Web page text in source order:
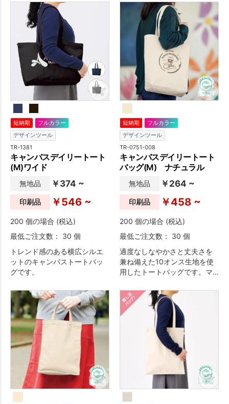
してのお使いいただけます。
生地もしっかりした厚みのあ
る生地で、コットンのやさし
い質感が魅力的です。
短納期
フルカラー
デザインツール
TR-1381
キャンバスデイリートート
(M)ワイド
無地品 ￥374 ~
印刷品 ￥546 ~
200 個の場合 (税込)
最低ご注文数： 30 個
トレンド感のある横広シルエ
ットのキャンバストートバッ
グです。
短納期
フルカラー
デザインツール
TR-0751-008
キャンバスデイリートート
バッグ(M) ナチュラル
無地品 ￥264 ~
印刷品 ￥458 ~
200 個の場合 (税込)
最低ご注文数： 30 個
適度なしなやかさと丈夫さを
兼ね備えた10オンス生地を使
用したトートバッグです。マ
ラクに入り肩掛けができるの
で、展示会で資料を入れての
お渡し等はもちろんのことサ
ブバッグ等として普段使いも
できるためアパレル会社様等
のお買い上げノベルティとし
て人気がありオススメの商品
です。 名入れはバッグの両面
に1色シルク印刷・フルカラー
印刷対応が可能なのでシンプ
ルなロゴからキャラクター